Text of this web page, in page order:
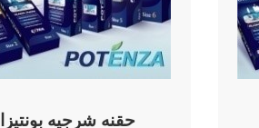
حقنه شرجيه بونتيزا